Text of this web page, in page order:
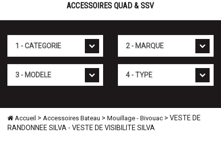
ACCESSOIRES QUAD & SSV
Accueil > Accessoires Bateau > Mouillage - Bivouac > VESTE DE
RANDONNEE SILVA - VESTE DE VISIBILITE SILVA